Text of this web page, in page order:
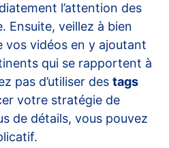
l’attention des
Ensuite, veillez à bien
vos vidéos en y ajoutant
qui se rapportent à
pas d’utiliser des tags
votre stratégie de
de détails, vous pouvez
.